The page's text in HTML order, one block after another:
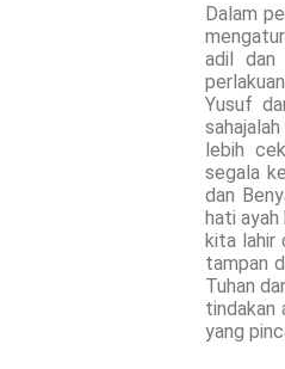
Dalam
adil dan
Yusuf
lebih
segala
dan
hati ayah
kita lahir
tampan
Tuhan
tindakan
yang